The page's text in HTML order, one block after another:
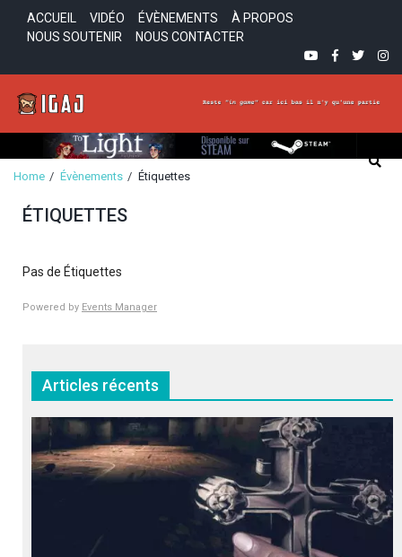
ACCUEIL VIDÉO ÉVÈNEMENTS
À PROPOS
NOUS SOUTENIR
NOUS CONTACTER
YOUTUBEFACEBOOK
In-Game Avec Jesus
Home Évènements Étiquettes
ÉTIQUETTES
Pas de Étiquettes
Powered by Events Manager
Articles récents